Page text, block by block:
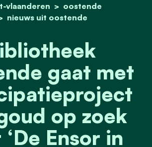
home
vlaanderen
oostende
nieuws uit oostende
bibliotheek oostende
gaat met
op zoek
Ensor in